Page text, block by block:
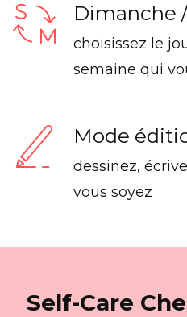
Dimanche
choisissez le
semaine qui
Mode
dessinez,
vous soyez
Self-Care